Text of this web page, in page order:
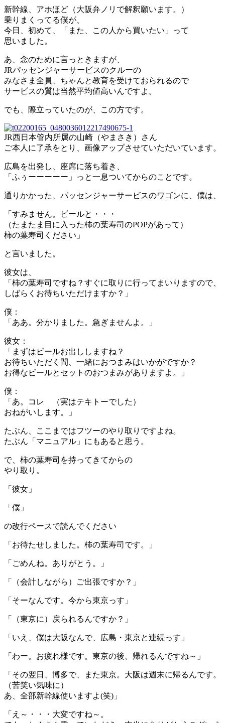
新幹線、アホほど（大阪弁ノリで解釈願います。）
乗りまくってる僕が、
今日、初めて、「また、この人から買いたい」って
思いました。
あ、念のために言っときますが、
JRパッセンジャーサービスのクルーの
みなさま全員、ちゃんと教育を受けておられるので
サービスの質は当然平均値高いんですよ。
でも、際立っていたのが、この方です。
JR西日本管内所属の山崎（やまさき）さん
ご本人に了承をとり、画像アップさせていただいています。
広島を出発し、座席に落ち着き、
「ふぅーーーーー」っと一息ついてからのことです。
通りかかった、パッセンジャーサービスのワゴンに、僕は、
「すみません。ビールと・・・
（たまたま目に入った柿の葉寿司のPOPがあって）
柿の葉寿司ください」
と言いました。
彼女は、
「柿の葉寿司ですね？すぐに取りに行ってまいりますので、
しばらくお待ちいただけますか？」
僕：
「ああ。分かりました。急ぎませんよ。」
彼女：
「まずはビールお出ししますね？
お待ちいただく間、一緒におつまみはいかがですか？
お得なビールとセットのおつまみがありますよ。」
僕：
「あ。コレ （実はテキトーでした）
おねがいします。」
たぶん、ここまではフツーのやり取りですよね。
たぶん「マニュアル」にもあると思う。
で、柿の葉寿司を持ってきてからの
やり取り。
「彼女」
「僕」
の改行ペースで読んでください
「お待たせしました。柿の葉寿司です。」
「ごめんね。ありがとう。」
「（会計しながら）ご出張ですか？」
「そーなんです。今から東京っす」
「（東京に）戻られるんですか？」
「いえ、僕は大阪なんで、広島・東京と連続っす」
「わー。お疲れ様です。東京の後、帰れるんですね～」
「その翌日、博多で、また東京。大阪は週末に帰るんです。
（苦笑い気味に）
あ、全部新幹線使いますよ(笑)」
「え～・・・大変ですね～。